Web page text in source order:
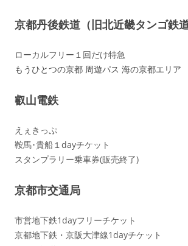
京都丹後鉄道（旧北近畿タンゴ鉄道
ローカルフリー１回だけ特急
もうひとつの京都 周遊パス 海の京都エリア
叡山電鉄
えぇきっぷ
鞍馬･貴船１dayチケット
スタンプラリー乗車券(販売終了)
京都市交通局
市営地下鉄1dayフリーチケット
京都地下鉄・京阪大津線1dayチケット